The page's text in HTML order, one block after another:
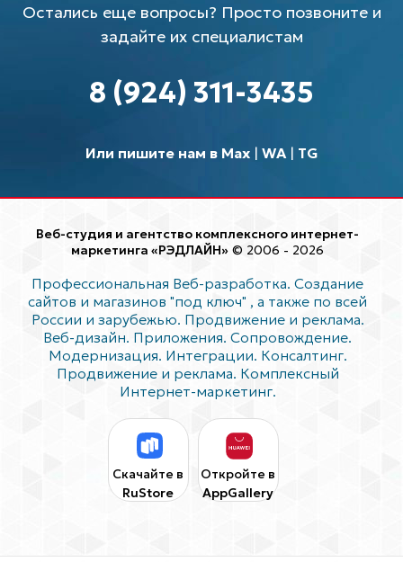
Остались еще вопросы? Просто позвоните и
задайте их специалистам
8 (924) 311-3435
Или пишите нам в Max| WA| TG
Веб-студия и агентство комплексного интернет-
маркетинга «РЭДЛАЙН» © 2006 - 2026
Профессиональная Веб-разработка. Создание
сайтов и магазинов "под ключ" , а также по всей
России и зарубежью. Продвижение и реклама.
Веб-дизайн. Приложения. Сопровождение.
Модернизация. Интеграции. Консалтинг.
Продвижение и реклама. Комплексный
Интернет-маркетинг.
Скачайте в
RuStore
Откройте в
AppGallery